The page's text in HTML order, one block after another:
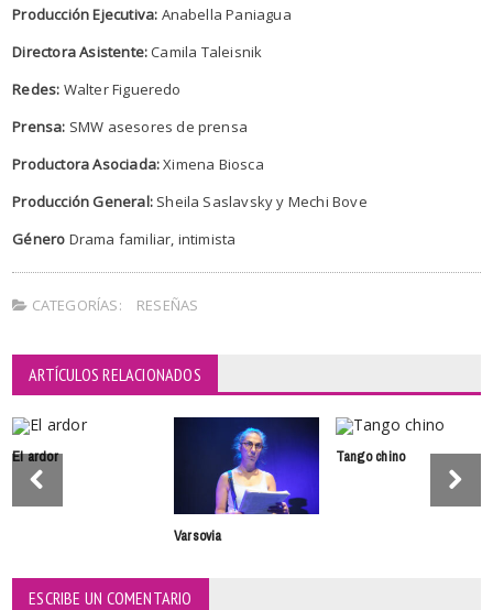
Producción Ejecutiva: Anabella Paniagua
Directora Asistente:Camila Taleisnik
Redes: Walter Figueredo
Prensa: SMW asesores de prensa
Productora Asociada:Ximena Biosca
Producción General:Sheila Saslavsky y Mechi Bove
Género Drama familiar, intimista
CATEGORÍAS: RESEÑAS
ARTÍCULOS RELACIONADOS
El ardor
Varsovia
Tango chino
ESCRIBE UN COMENTARIO